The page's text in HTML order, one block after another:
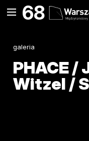
PHACE /
rozwiń menu
MENU68
galeria
PHACE /
Witzel /